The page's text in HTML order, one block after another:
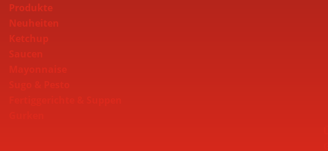
Produkte
Neuheiten
Ketchup
Saucen